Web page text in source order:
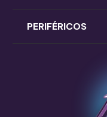
PERIFÉRICOS